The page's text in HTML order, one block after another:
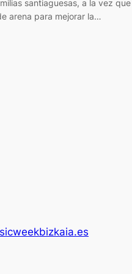
santiaguesas, a la vez
arena para mejorar la…